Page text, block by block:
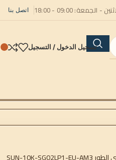
- الجمعة: 09:00 - 18:00 اتصل بنا
تسجيل الدخول / التسجيل